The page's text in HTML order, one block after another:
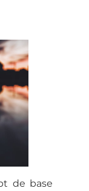
de base